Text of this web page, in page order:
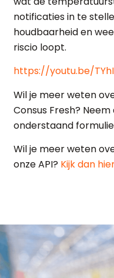
notificaties in te
houdbaarheid en
riscio loopt.
https://youtu.be/
Wil je meer weten
Consus Fresh?
onderstaand
Wil je meer weten
onze API? Kijk dan